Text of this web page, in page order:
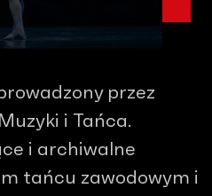
przez
i Tańca.
i archiwalne
tańcu zawodowym i